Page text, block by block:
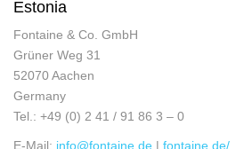
Estonia
Fontaine & Co. GmbH
Grüner Weg 31
52070 Aachen
Germany
Tel.: +49 (0) 2 41 / 91 86 3 – 0
E-Mail: info@fontaine.de | fontaine.de/